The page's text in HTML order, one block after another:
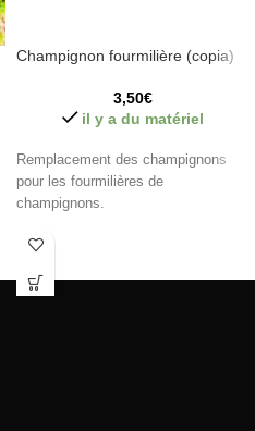
Champignon fourmilière (copia)
3,50€
il y a du matériel
Remplacement des champignons
pour les fourmilières de
champignons.